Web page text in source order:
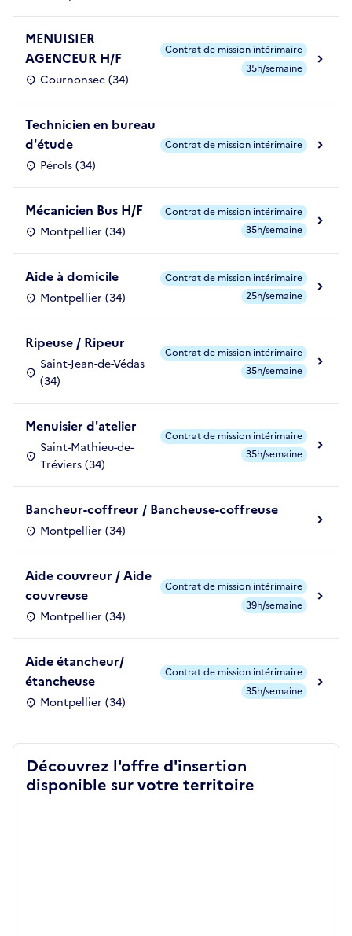
MENUISIER
AGENCEUR H/F
Cournonsec (34)
Contrat de mission intérimaire
35h/semaine
Technicien en bureau
d'étude
Pérols (34)
Contrat de mission intérimaire
Mécanicien Bus H/F
Montpellier (34)
Contrat de mission intérimaire
35h/semaine
Aide à domicile
Montpellier (34)
Contrat de mission intérimaire
25h/semaine
Ripeuse / Ripeur
Saint-Jean-de-Védas
(34)
Contrat de mission intérimaire
35h/semaine
Menuisier d'atelier
Saint-Mathieu-de-
Tréviers (34)
Contrat de mission intérimaire
35h/semaine
Bancheur-coffreur / Bancheuse-coffreuse
Montpellier (34)
Aide couvreur / Aide
couvreuse
Montpellier (34)
Contrat de mission intérimaire
39h/semaine
Aide étancheur/
étancheuse
Montpellier (34)
Contrat de mission intérimaire
35h/semaine
Découvrez l'offre d'insertion
disponible sur votre territoire